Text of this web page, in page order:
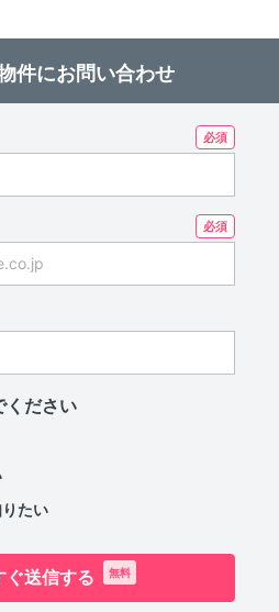
件にお問い合わせ
ください
たい
ぐ送信する 無料